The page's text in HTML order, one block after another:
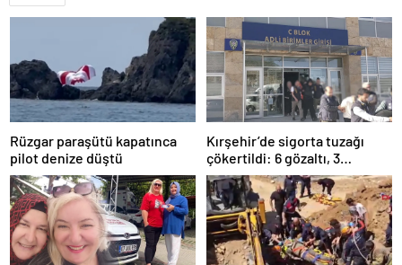
Rüzgar paraşütü kapatınca
pilot denize düştü
Kırşehir’de sigorta tuzağı
çökertildi: 6 gözaltı, 3
tutuklama